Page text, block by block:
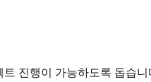
진행이 가능하도록 돕습니